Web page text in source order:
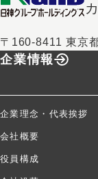
〒160-8411 東京
企業情報
企業理念・代表挨拶
会社概要
役員構成